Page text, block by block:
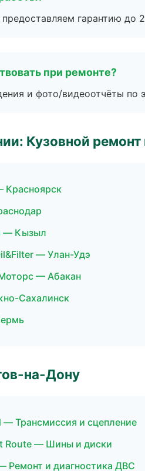
гарантию до
при ремонте?
и фото/видеоотчёты по
Кузовной ремонт
Красноярск
— Кызыл
— Улан-Удэ
— Абакан
Сахалинск
на-Дону
Трансмиссия и сцепление
Route — Шины и диски
Ремонт и диагностика ДВС